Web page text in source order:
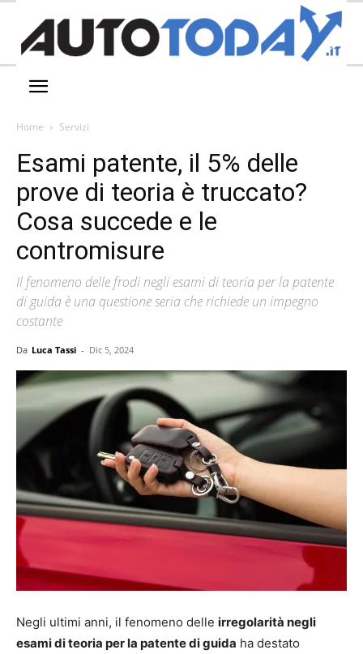
Home Servizi
Esami patente, il 5% delle
prove di teoria è truccato?
Cosa succede e le
contromisure
Il fenomeno delle frodi negli esami di teoria per la patente
di guida è una questione seria che richiede un impegno
costante
Da Luca Tassi - Dic 5, 2024
Negli ultimi anni, il fenomeno delle irregolarità negli
esami di teoria per la patente di guida ha destato